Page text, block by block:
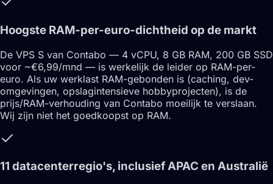
Hoogste RAM-per-euro-dichtheid op de markt
De VPS S van Contabo — 4 vCPU, 8 GB RAM, 200 GB SSD
voor ~€6,99/mnd — is werkelijk de leider op RAM-per-
euro. Als uw werklast RAM-gebonden is (caching, dev-
omgevingen, opslagintensieve hobbyprojecten), is de
prijs/RAM-verhouding van Contabo moeilijk te verslaan.
Wij zijn niet het goedkoopst op RAM.
11 datacenterregio's, inclusief APAC en Australië